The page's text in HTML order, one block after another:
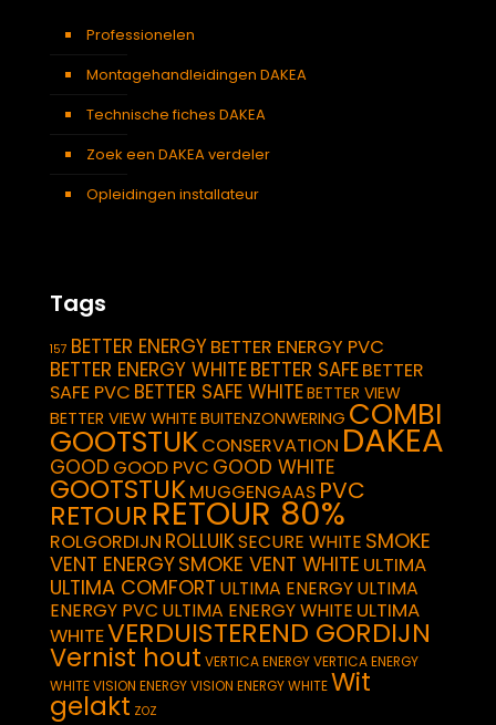
Professionelen
Montagehandleidingen DAKEA
Technische fiches DAKEA
Zoek een DAKEA verdeler
Opleidingen installateur
Tags
157 BETTER ENERGYBETTER ENERGY PVC
BETTER ENERGY WHITEBETTER SAFEBETTER
SAFE PVC BETTER SAFE WHITEBETTER VIEW
BETTER VIEW WHITEBUITENZONWERING COMBI
GOOTSTUKCONSERVATION DAKEA
GOOD GOOD PVC GOOD WHITE
GOOTSTUKMUGGENGAAS PVC
RETOUR RETOUR 80%
ROLGORDIJN ROLLUIKSECURE WHITE SMOKE
VENT ENERGYSMOKE VENT WHITE ULTIMA
ULTIMA COMFORT ULTIMA ENERGYULTIMA
ENERGY PVC ULTIMA ENERGY WHITE ULTIMA
WHITEVERDUISTEREND GORDIJN
Vernist hout VERTICA ENERGYVERTICA ENERGY
WHITEVISION ENERGYVISION ENERGY WHITEWit
gelakt ZOZ